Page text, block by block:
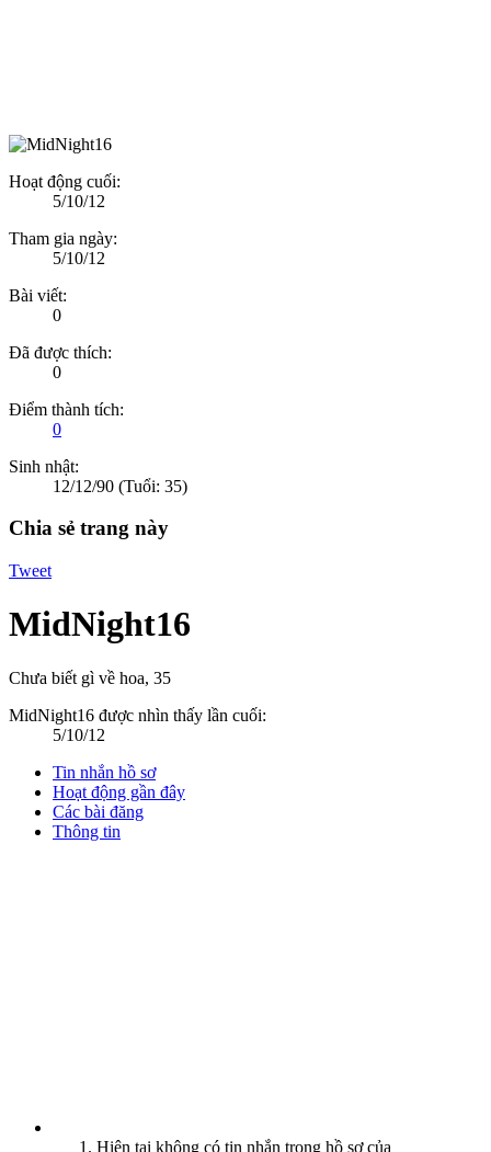
Hoạt động cuối:
5/10/12
Tham gia ngày:
5/10/12
Bài viết:
0
Đã được thích:
0
Điểm thành tích:
0
Sinh nhật:
12/12/90 (Tuổi: 35)
Chia sẻ trang này
Tweet
MidNight16
Chưa biết gì về hoa, 35
MidNight16 được nhìn thấy lần cuối:
5/10/12
Tin nhắn hồ sơ
Hoạt động gần đây
Các bài đăng
Thông tin
Hiện tại không có tin nhắn trong hồ sơ của